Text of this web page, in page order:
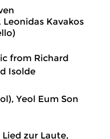
Kavakos
from Richard
Isolde
Yeol Eum Son
zur Laute,